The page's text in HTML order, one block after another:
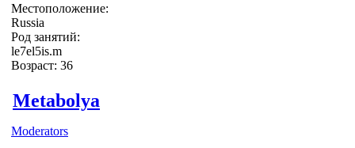
Местоположение:
Russia
Род занятий:
le7el5is.m
Возраст: 36
Metabolya
Moderators